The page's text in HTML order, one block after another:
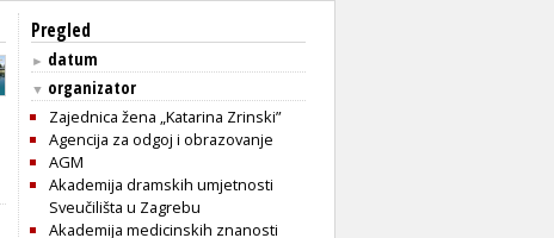
Pregled
► datum
▼ organizator
Zajednica žena „Katarina Zrinski”
Agencija za odgoj i obrazovanje
AGM
Akademija dramskih umjetnosti
Sveučilišta u Zagrebu
Akademija medicinskih znanosti